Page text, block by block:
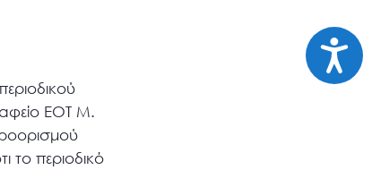
ΕΟΤ Μ.
το περιοδικό